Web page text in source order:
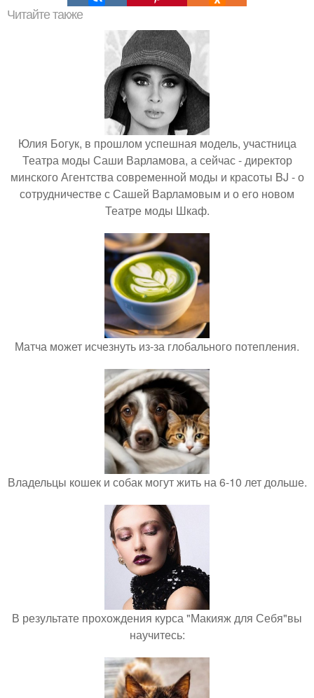
Читайте также
Юлия Богук, в прошлом успешная модель, участница
Театра моды Саши Варламова, а сейчас - директор
минского Агентства современной моды и красоты BJ - о
сотрудничестве с Сашей Варламовым и о его новом
Театре моды Шкаф.
Матча может исчезнуть из-за глобального потепления.
Владельцы кошек и собак могут жить на 6-10 лет дольше.
В результате прохождения курса "Макияж для Себя"вы
научитесь: